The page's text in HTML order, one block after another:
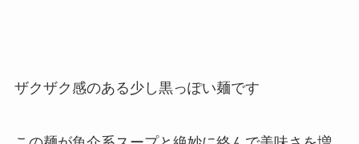
ザクザク感のある少し黒っぽい麺です